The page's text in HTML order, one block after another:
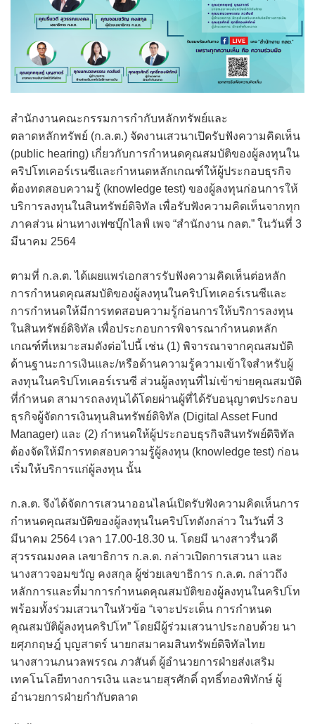
สำนักงานคณะกรรมการกำกับหลักทรัพย์และ
ตลาดหลักทรัพย์ (ก.ล.ต.) จัดงานเสวนาเปิดรับฟังความคิดเห็น
(public hearing) เกี่ยวกับการกำหนดคุณสมบัติของผู้ลงทุนใน
คริปโทเคอร์เรนซีและกำหนดหลักเกณฑ์ให้ผู้ประกอบธุรกิจ
ต้องทดสอบความรู้ (knowledge test) ของผู้ลงทุนก่อนการให้
บริการลงทุนในสินทรัพย์ดิจิทัล เพื่อรับฟังความคิดเห็นจากทุก
ภาคส่วน ผ่านทางเฟซบุ๊กไลฟ์ เพจ “สำนักงาน กลต.” ในวันที่ 3
มีนาคม 2564
ตามที่ ก.ล.ต. ได้เผยแพร่เอกสารรับฟังความคิดเห็นต่อหลัก
การกำหนดคุณสมบัติของผู้ลงทุนในคริปโทเคอร์เรนซีและ
การกำหนดให้มีการทดสอบความรู้ก่อนการให้บริการลงทุน
ในสินทรัพย์ดิจิทัล เพื่อประกอบการพิจารณากำหนดหลัก
เกณฑ์ที่เหมาะสมดังต่อไปนี้ เช่น (1) พิจารณาจากคุณสมบัติ
ด้านฐานะการเงินและ/หรือด้านความรู้ความเข้าใจสำหรับผู้
ลงทุนในคริปโทเคอร์เรนซี ส่วนผู้ลงทุนที่ไม่เข้าข่ายคุณสมบัติ
ที่กำหนด สามารถลงทุนได้โดยผ่านผู้ที่ได้รับอนุญาตประกอบ
ธุรกิจผู้จัดการเงินทุนสินทรัพย์ดิจิทัล (Digital Asset Fund
Manager) และ (2) กำหนดให้ผู้ประกอบธุรกิจสินทรัพย์ดิจิทัล
ต้องจัดให้มีการทดสอบความรู้ผู้ลงทุน (knowledge test) ก่อน
เริ่มให้บริการแก่ผู้ลงทุน นั้น
ก.ล.ต. จึงได้จัดการเสวนาออนไลน์เปิดรับฟังความคิดเห็นการ
กำหนดคุณสมบัติของผู้ลงทุนในคริปโทดังกล่าว ในวันที่ 3
มีนาคม 2564 เวลา 17.00-18.30 น. โดยมี นางสาวรื่นวดี
สุวรรณมงคล เลขาธิการ ก.ล.ต. กล่าวเปิดการเสวนา และ
นางสาวจอมขวัญ คงสกุล ผู้ช่วยเลขาธิการ ก.ล.ต. กล่าวถึง
หลักการและที่มาการกำหนดคุณสมบัติของผู้ลงทุนในคริปโท
พร้อมทั้งร่วมเสวนาในหัวข้อ “เจาะประเด็น การกำหนด
คุณสมบัติผู้ลงทุนคริปโท” โดยมีผู้ร่วมเสวนาประกอบด้วย นา
ยศุภกฤษฎ์ บุญสาตร์ นายกสมาคมสินทรัพย์ดิจิทัลไทย
นางสาวนภนวลพรรณ ภวสันต์ ผู้อำนวยการฝ่ายส่งเสริม
เทคโนโลยีทางการเงิน และนายสุรศักดิ์ ฤทธิ์ทองพิทักษ์ ผู้
อำนวยการฝ่ายกำกับตลาด